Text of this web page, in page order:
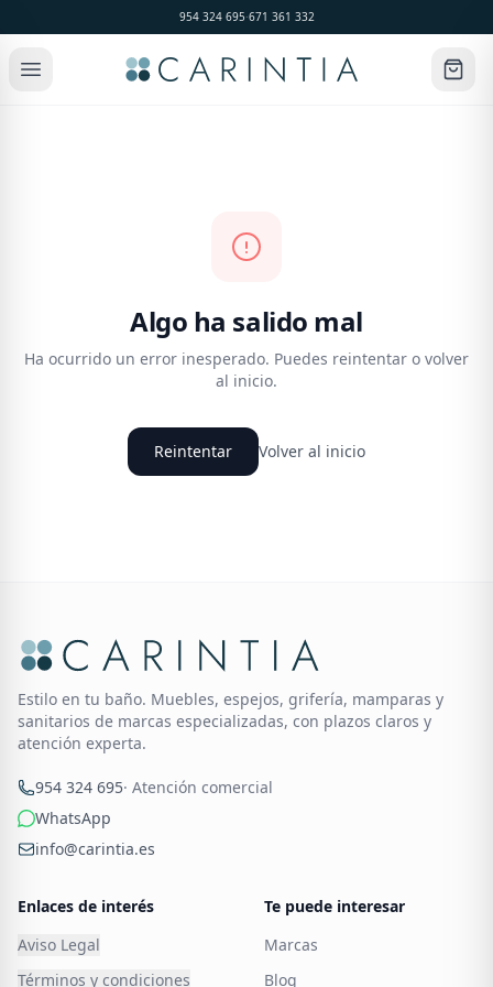
954 324 695·671 361 332
Algo ha salido mal
Ha ocurrido un error inesperado. Puedes reintentar o volver
al inicio.
Reintentar Volver al inicio
Estilo en tu baño. Muebles, espejos, grifería, mamparas y
sanitarios de marcas especializadas, con plazos claros y
atención experta.
954 324 695· Atención comercial
WhatsApp
info@carintia.es
Enlaces de interés
Aviso Legal
Términos y condiciones
Te puede interesar
Marcas
Blog